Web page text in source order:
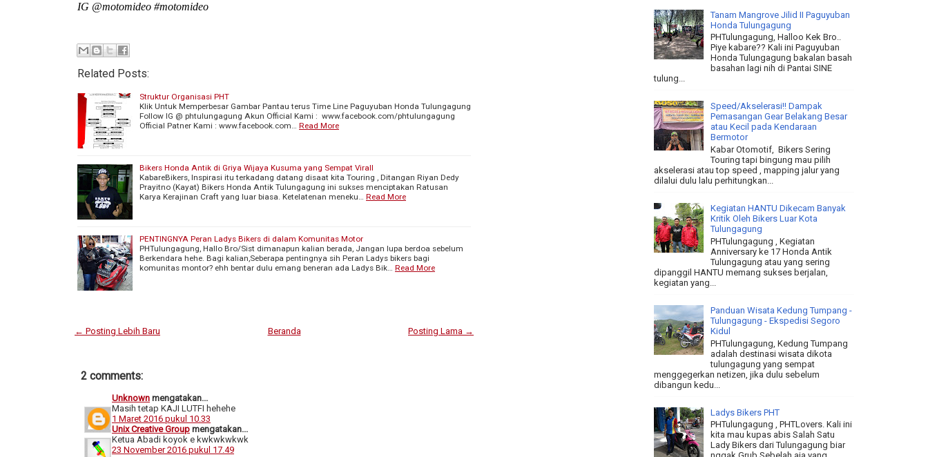
IG @motomideo #motomideo
Related Posts:
Struktur Organisasi PHT
Klik Untuk Memperbesar Gambar Pantau terus Time Line Paguyuban Honda Tulungagung
Follow IG @ phtulungagung Akun Official Kami : www.facebook.com/phtulungagung
Official Patner Kami : www.facebook.com…
Read More
Bikers Honda Antik di Griya Wijaya Kusuma yang Sempat Virall
KabareBikers, Inspirasi itu terkadang datang disaat kita Touring , Ditangan Riyan Dedy
Prayitno (Kayat) Bikers Honda Antik Tulungagung ini sukses menciptakan Ratusan
Karya Kerajinan Craft yang luar biasa. Ketelatenan meneku…
Read More
PENTINGNYA Peran Ladys Bikers di dalam Komunitas Motor
PHTulungagung, Hallo Bro/Sist dimanapun kalian berada, Jangan lupa berdoa sebelum
Berkendara hehe. Bagi kalian,Seberapa pentingnya sih Peran Ladys bikers bagi
komunitas montor? ehh bentar dulu emang beneran ada Ladys Bik…
Read More
← Posting Lebih Baru Posting Lama →
Beranda
2 comments:
Unknown mengatakan...
Masih tetap KAJI LUTFI hehehe
1 Maret 2016 pukul 10.33
Unix Creative Group mengatakan...
Ketua Abadi koyok e kwkwkwkwk
23 November 2016 pukul 17.49
Tanam Mangrove Jilid II Paguyuban
Honda Tulungagung
PHTulungagung, Halloo Kek Bro..
Piye kabare?? Kali ini Paguyuban
Honda Tulungagung bakalan basah
basahan lagi nih di Pantai SINE
tulung...
Speed/Akselerasi!! Dampak
Pemasangan Gear Belakang Besar
atau Kecil pada Kendaraan
Bermotor
Kabar Otomotif, Bikers Sering
Touring tapi bingung mau pilih
akselerasi atau top speed , mapping jalur yang
dilalui dulu lalu perhitungkan...
Kegiatan HANTU Dikecam Banyak
Kritik Oleh Bikers Luar Kota
Tulungagung
PHTulungagung , Kegiatan
Anniversary ke 17 Honda Antik
Tulungagung atau yang sering
dipanggil HANTU memang sukses berjalan,
kegiatan yang...
Panduan Wisata Kedung Tumpang -
Tulungagung - Ekspedisi Segoro
Kidul
PHTulungagung, Kedung Tumpang
adalah destinasi wisata dikota
tulungagung yang sempat
menggegerkan netizen, jika dulu sebelum
dibangun kedu...
Ladys Bikers PHT
PHTulungagung , PHTLovers. Kali ini
kita mau kupas abis Salah Satu
Lady Bikers dari Tulungagung biar